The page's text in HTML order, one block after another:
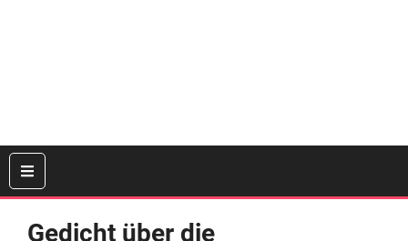
Gedicht über die